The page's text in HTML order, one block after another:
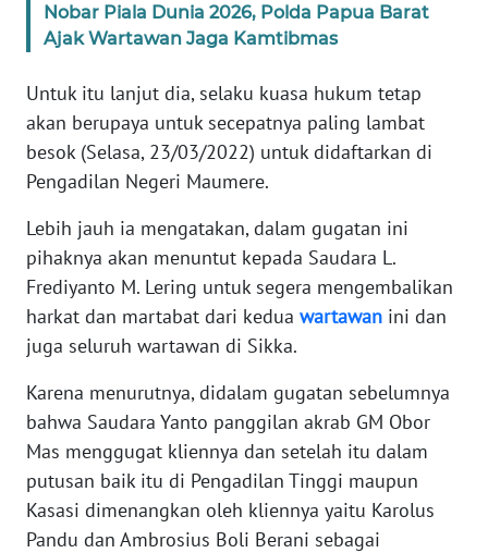
Nobar Piala Dunia 2026, Polda Papua Barat
Ajak Wartawan Jaga Kamtibmas
Untuk itu lanjut dia, selaku kuasa hukum tetap
akan berupaya untuk secepatnya paling lambat
besok (Selasa, 23/03/2022) untuk didaftarkan di
Pengadilan Negeri Maumere.
Lebih jauh ia mengatakan, dalam gugatan ini
pihaknya akan menuntut kepada Saudara L.
Frediyanto M. Lering untuk segera mengembalikan
harkat dan martabat dari kedua wartawan ini dan
juga seluruh wartawan di Sikka.
Karena menurutnya, didalam gugatan sebelumnya
bahwa Saudara Yanto panggilan akrab GM Obor
Mas menggugat kliennya dan setelah itu dalam
putusan baik itu di Pengadilan Tinggi maupun
Kasasi dimenangkan oleh kliennya yaitu Karolus
Pandu dan Ambrosius Boli Berani sebagai
WN
PAPUA
WN
RIAU
SERAMBI
WN
JAMBI
SULTRA
WN
NTB
WN